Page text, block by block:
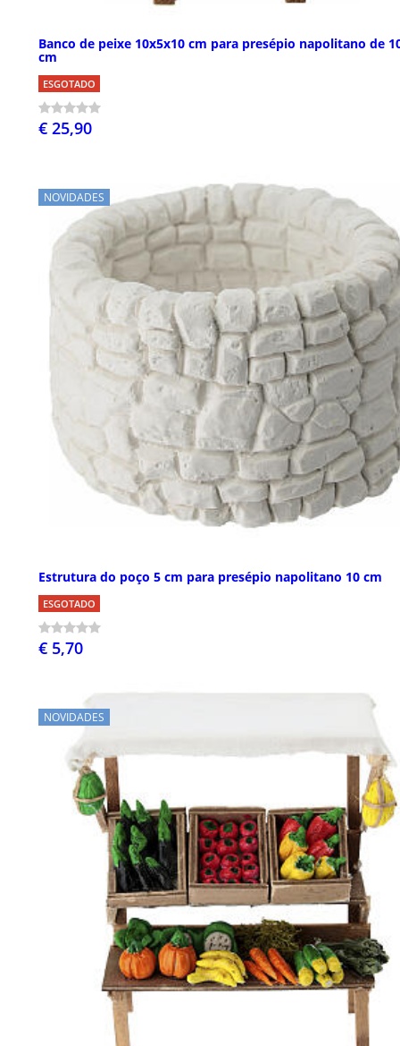
Banco de peixe 10x5x10 cm para presépio napolitano de
cm
ESGOTADO
€ 25,90
NOVIDADES
Estrutura do poço 5 cm para presépio napolitano 10 cm
ESGOTADO
€ 5,70
NOVIDADES